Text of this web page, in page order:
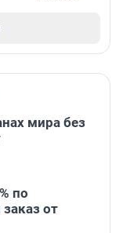
мира без
по
от